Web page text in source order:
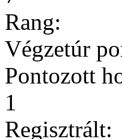
Rang:
Végzetúr
Pontozott
1
Regisztrált: